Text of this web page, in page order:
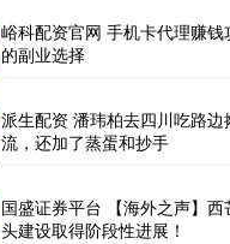
峪科配资官网 手机卡代理赚
的副业选择
派生配资 潘玮柏去四川吃路
流，还加了蒸蛋和抄手
国盛证券平台 【海外之声】
头建设取得阶段性进展！